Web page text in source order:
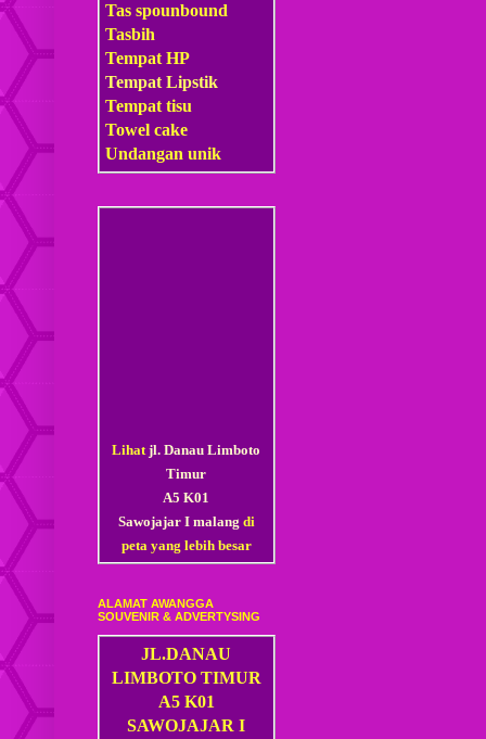
Tas spounbound
Tasbih
Tempat HP
Tempat Lipstik
Tempat tisu
Towel cake
Undangan unik
Lihatjl. Danau Limboto
Timur
A5 K01
Sawojajar I malang di
peta yang lebih besar
ALAMAT AWANGGA
SOUVENIR & ADVERTYSING
JL.DANAU
LIMBOTO TIMUR
A5 K01
SAWOJAJAR I